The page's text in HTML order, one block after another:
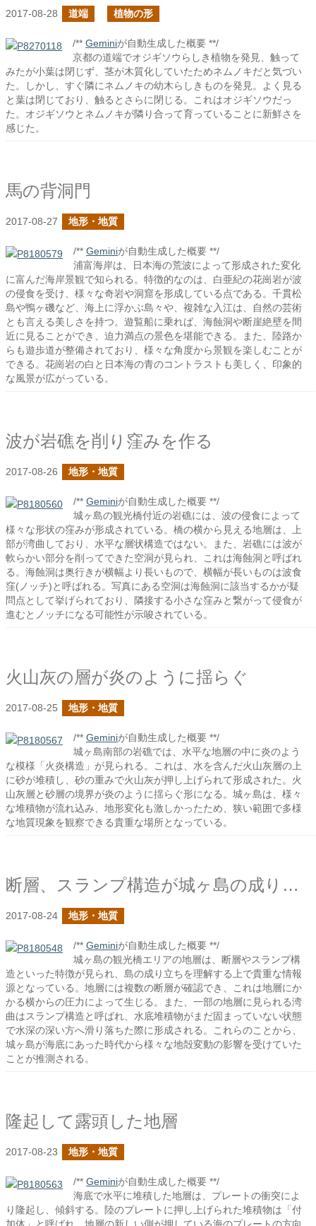
2017-08-28 道端 植物の形
/** Geminiが自動生成した概要 **/
京都の道端でオジギソウらしき植物を発見、触って
みたが小葉は閉じず、茎が木質化していたためネムノキだと気づい
た。しかし、すぐ隣にネムノキの幼木らしきものを発見。よく見る
と葉は閉じており、触るとさらに閉じる。これはオジギソウだっ
た。オジギソウとネムノキが隣り合って育っていることに新鮮さを
感じた。
馬の背洞門
2017-08-27 地形・地質
/** Geminiが自動生成した概要 **/
浦富海岸は、日本海の荒波によって形成された変化
に富んだ海岸景観で知られる。特徴的なのは、白亜紀の花崗岩が波
の侵食を受け、様々な奇岩や洞窟を形成している点である。千貫松
島や鴨ヶ磯など、海上に浮かぶ島々や、複雑な入江は、自然の芸術
とも言える美しさを持つ。遊覧船に乗れば、海蝕洞や断崖絶壁を間
近に見ることができ、迫力満点の景色を堪能できる。また、陸路か
らも遊歩道が整備されており、様々な角度から景観を楽しむことが
できる。花崗岩の白と日本海の青のコントラストも美しく、印象的
な風景が広がっている。
波が岩礁を削り窪みを作る
2017-08-26 地形・地質
/** Geminiが自動生成した概要 **/
城ヶ島の観光橋付近の岩礁には、波の侵食によって
様々な形状の窪みが形成されている。橋の横から見える地層は、上
部が湾曲しており、水平な層状構造ではない。また、岩礁には波が
軟らかい部分を削ってできた空洞が見られ、これは海蝕洞と呼ばれ
る。海蝕洞は奥行きが横幅より長いもので、横幅が長いものは波食
窪(ノッチ)と呼ばれる。写真にある空洞は海蝕洞に該当するかが疑
問点として挙げられており、隣接する小さな窪みと繋がって侵食が
進むとノッチになる可能性が示唆されている。
火山灰の層が炎のように揺らぐ
2017-08-25 地形・地質
/** Geminiが自動生成した概要 **/
城ヶ島南部の岩礁では、水平な地層の中に炎のよう
な模様「火炎構造」が見られる。これは、水を含んだ火山灰層の上
に砂が堆積し、砂の重みで火山灰が押し上げられて形成された。火
山灰層と砂層の境界が炎のように揺らぐ形になる。城ヶ島は、様々
な堆積物が流れ込み、地形変化も激しかったため、狭い範囲で多様
な地質現象を観察できる貴重な場所となっている。
断層、スランプ構造が城ヶ島の成り立ちを物語る
2017-08-24 地形・地質
/** Geminiが自動生成した概要 **/
城ヶ島の観光橋エリアの地層は、断層やスランプ構
造といった特徴が見られ、島の成り立ちを理解する上で貴重な情報
源となっている。地層には複数の断層が確認でき、これは地層にか
かる横からの圧力によって生じる。また、一部の地層に見られる湾
曲はスランプ構造と呼ばれ、水底堆積物がまだ固まっていない状態
で水深の深い方へ滑り落ちた際に形成される。これらのことから、
城ヶ島が海底にあった時代から様々な地殻変動の影響を受けていた
ことが推測される。
隆起して露頭した地層
2017-08-23 地形・地質
/** Geminiが自動生成した概要 **/
海底で水平に堆積した地層は、プレートの衝突によ
り隆起し、傾斜する。陸のプレートに押し上げられた堆積物は「付